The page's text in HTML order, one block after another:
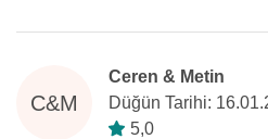
C&M
Ceren & Metin
Düğün Tarihi:
5,0